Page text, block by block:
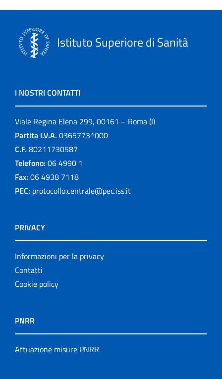
Istituto Superiore di Sanità
I NOSTRI CONTATTI
Viale Regina Elena 299, 00161 – Roma (I)
Partita I.V.A. 03657731000
C.F. 80211730587
Telefono: 06 4990 1
Fax: 06 4938 7118
PEC: protocollo.centrale@pec.iss.it
PRIVACY
Informazioni per la privacy
Contatti
Cookie policy
PNRR
Attuazione misure PNRR